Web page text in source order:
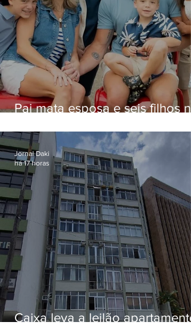
Pai mata esposa e seis filhos
Caixa leva a leilão apartamento
Jornal Daki
há 17 horas